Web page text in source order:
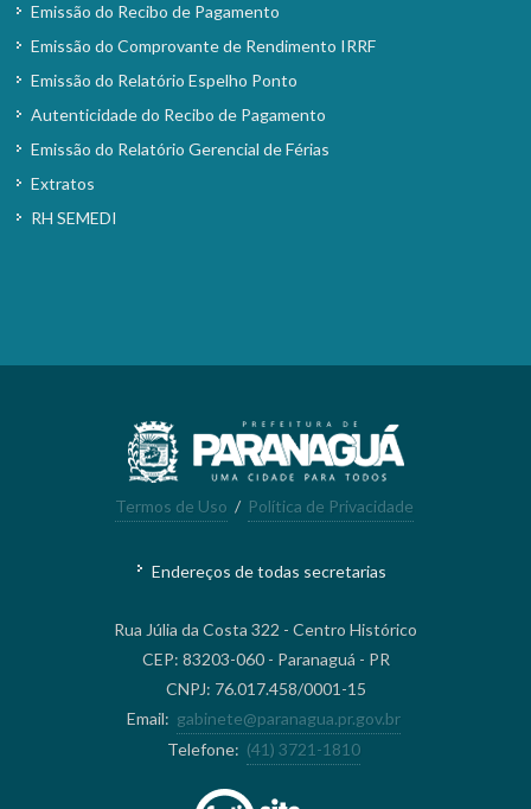
Emissão do Recibo de Pagamento
Emissão do Comprovante de Rendimento IRRF
Emissão do Relatório Espelho Ponto
Autenticidade do Recibo de Pagamento
Emissão do Relatório Gerencial de Férias
Extratos
RH SEMEDI
Termos de Uso / Política de Privacidade
Endereços de todas secretarias
Rua Júlia da Costa 322 - Centro Histórico
CEP: 83203-060 - Paranaguá - PR
CNPJ: 76.017.458/0001-15
Email: gabinete@paranagua.pr.gov.br
Telefone: (41) 3721-1810